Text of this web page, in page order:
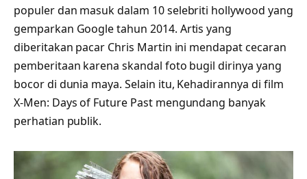
populer dan masuk dalam 10 selebriti hollywood yang
gemparkan Google tahun 2014. Artis yang
diberitakan pacar Chris Martin ini mendapat cecaran
pemberitaan karena skandal foto bugil dirinya yang
bocor di dunia maya. Selain itu, Kehadirannya di film
X-Men: Days of Future Past mengundang banyak
perhatian publik.